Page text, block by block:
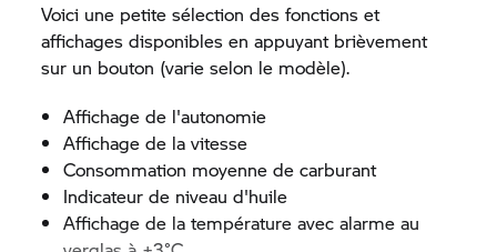
Voici une petite sélection des fonctions et
affichages disponibles en appuyant brièvement
sur un bouton (varie selon le modèle).
Affichage de l'autonomie
Affichage de la vitesse
Consommation moyenne de carburant
Indicateur de niveau d'huile
Affichage de la température avec alarme au